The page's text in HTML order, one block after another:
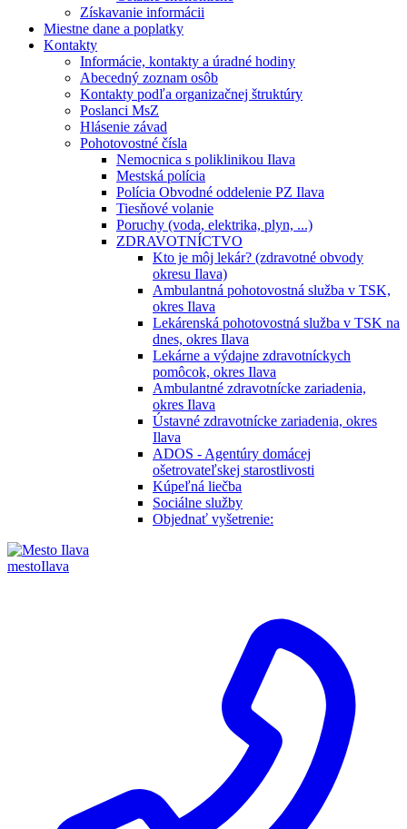
Získavanie informácii
Miestne dane a poplatky
Kontakty
Informácie, kontakty a úradné hodiny
Abecedný zoznam osôb
Kontakty podľa organizačnej štruktúry
Poslanci MsZ
Hlásenie závad
Pohotovostné čísla
Nemocnica s poliklinikou Ilava
Mestská polícia
Polícia Obvodné oddelenie PZ Ilava
Tiesňové volanie
Poruchy (voda, elektrika, plyn, ...)
ZDRAVOTNÍCTVO
Kto je môj lekár? (zdravotné obvody
okresu Ilava)
Ambulantná pohotovostná služba v TSK,
okres Ilava
Lekárenská pohotovostná služba v TSK na
dnes, okres Ilava
Lekárne a výdajne zdravotníckych
pomôcok, okres Ilava
Ambulantné zdravotnícke zariadenia,
okres Ilava
Ústavné zdravotnícke zariadenia, okres
Ilava
ADOS - Agentúry domácej
ošetrovateľskej starostlivosti
Kúpeľná liečba
Sociálne služby
Objednať vyšetrenie:
mestoIlava